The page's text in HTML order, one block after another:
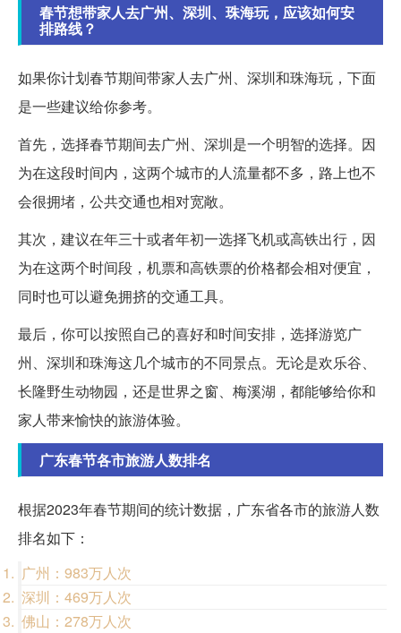
春节想带家人去广州、深圳、珠海玩，应该如何安
排路线？
如果你计划春节期间带家人去广州、深圳和珠海玩，下面
是一些建议给你参考。
首先，选择春节期间去广州、深圳是一个明智的选择。因
为在这段时间内，这两个城市的人流量都不多，路上也不
会很拥堵，公共交通也相对宽敞。
其次，建议在年三十或者年初一选择飞机或高铁出行，因
为在这两个时间段，机票和高铁票的价格都会相对便宜，
同时也可以避免拥挤的交通工具。
最后，你可以按照自己的喜好和时间安排，选择游览广
州、深圳和珠海这几个城市的不同景点。无论是欢乐谷、
长隆野生动物园，还是世界之窗、梅溪湖，都能够给你和
家人带来愉快的旅游体验。
广东春节各市旅游人数排名
根据2023年春节期间的统计数据，广东省各市的旅游人数
排名如下：
广州：983万人次
深圳：469万人次
佛山：278万人次